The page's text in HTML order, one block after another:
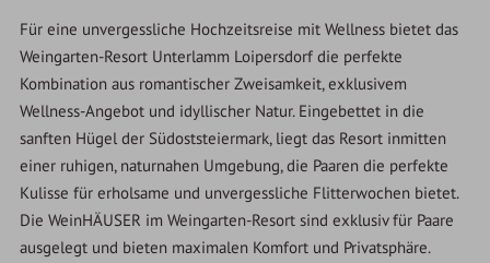
Für eine unvergessliche Hochzeitsreise mit Wellness bietet das
Weingarten-Resort Unterlamm Loipersdorf die perfekte
Kombination aus romantischer Zweisamkeit, exklusivem
Wellness-Angebot und idyllischer Natur. Eingebettet in die
sanften Hügel der Südoststeiermark, liegt das Resort inmitten
einer ruhigen, naturnahen Umgebung, die Paaren die perfekte
Kulisse für erholsame und unvergessliche Flitterwochen bietet.
Die WeinHÄUSER im Weingarten-Resort sind exklusiv für Paare
ausgelegt und bieten maximalen Komfort und Privatsphäre.